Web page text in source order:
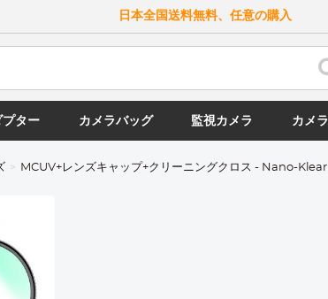
日本全国送料無料、任意の購入
プター カメラバッグ 監視カメラ カメラ
MCUV+レンズキャップ+クリーニングクロス - Nano-Klear